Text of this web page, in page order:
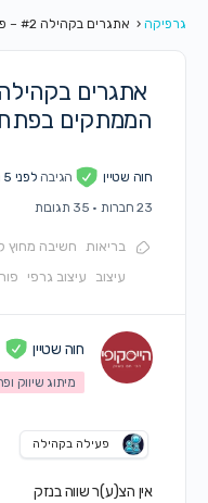
גרפיקה ‹ אתגרים בקהילה #2 – פורים חג הממתקים בפתח!
הממתקים
חוה שטיין הגיבה לפני 5 חודשים, 2 שבועות
23 חברות
· 35 תגובות
בריאות חשיבה מחוץ
עיצוב
עיצוב גרפי
חוה שטיין
מיתוג שיווק
פעילה בקהילה
אין הצ(ע)ר שווה בנזק